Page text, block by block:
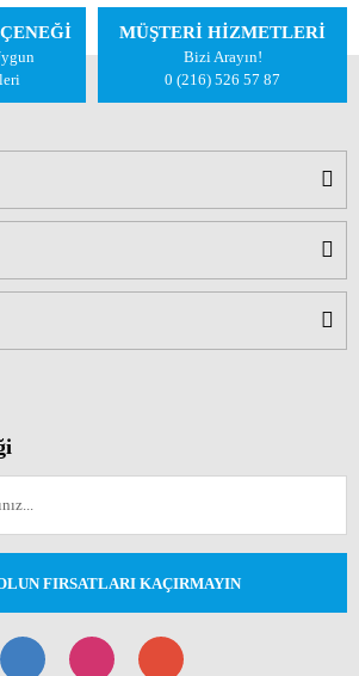
MÜŞTERİ HİZMETLERİ
Bizi Arayın!
0 (216) 526 57 87
FIRSATLARI KAÇIRMAYIN